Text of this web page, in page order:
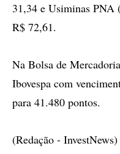
31,34 e Usiminas PNA
R$ 72,61.
Na Bolsa de
Ibovespa com
para 41.480 pontos.
(Redação - InvestNews)